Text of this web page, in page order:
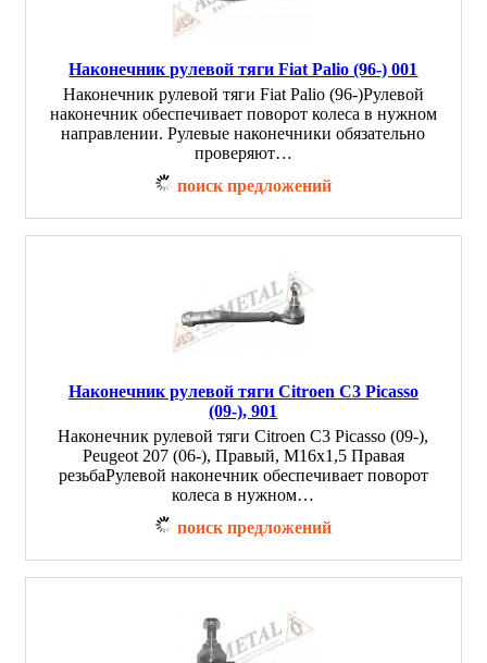
Наконечник рулевой тяги Fiat Palio (96-) 001
Наконечник рулевой тяги Fiat Palio (96-)Рулевой
наконечник обеспечивает поворот колеса в нужном
направлении. Рулевые наконечники обязательно
проверяют…
поиск предложений
Наконечник рулевой тяги Citroen C3 Picasso
(09-), 901
Наконечник рулевой тяги Citroen C3 Picasso (09-),
Peugeot 207 (06-), Правый, M16x1,5 Правая
резьбаРулевой наконечник обеспечивает поворот
колеса в нужном…
поиск предложений